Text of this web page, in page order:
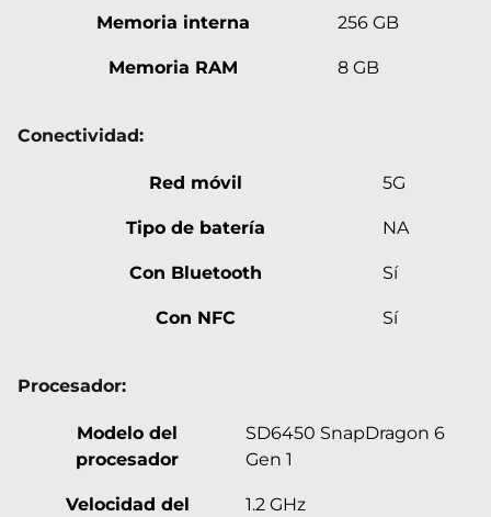
Memoria interna 256 GB
Memoria RAM 8 GB
Conectividad:
Red móvil 5G
Tipo de batería NA
Con Bluetooth Sí
Con NFC Sí
Procesador:
Modelo del
procesador
SD6450 SnapDragon 6
Gen 1
Velocidad del
1.2 GHz